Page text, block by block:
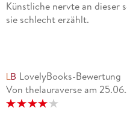
Künstliche nervte an dieser
sie schlecht erzählt.
LovelyBooks-Bewertung
Von thelauraverse am